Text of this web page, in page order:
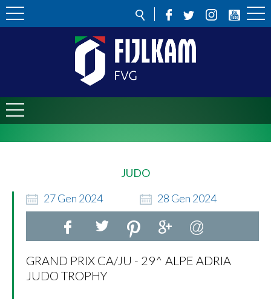
JUDO
27Gen 2024 28 Gen 2024
GRAND PRIX CA/JU - 29^ ALPE ADRIA
JUDO TROPHY